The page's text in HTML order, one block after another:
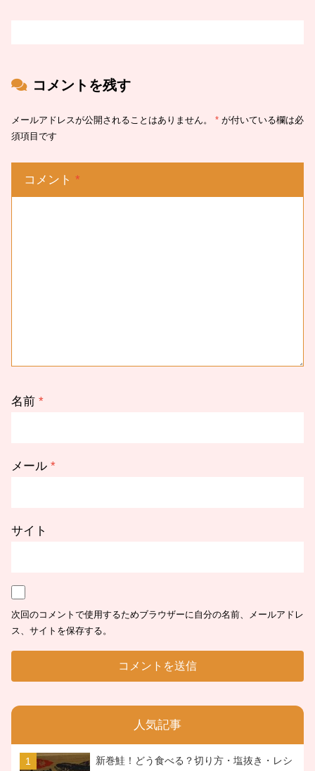
コメントを残す
メールアドレスが公開されることはありません。 * が付いている欄は必
須項目です
コメント *
名前 *
メール *
サイト
次回のコメントで使用するためブラウザーに自分の名前、メールアドレ
ス、サイトを保存する。
人気記事
新巻鮭！どう食べる？切り方・塩抜き・レシ